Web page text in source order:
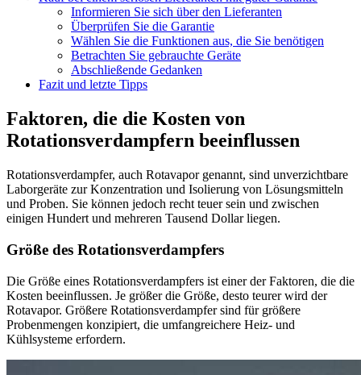
Informieren Sie sich über den Lieferanten
Überprüfen Sie die Garantie
Wählen Sie die Funktionen aus, die Sie benötigen
Betrachten Sie gebrauchte Geräte
Abschließende Gedanken
Fazit und letzte Tipps
Faktoren, die die Kosten von
Rotationsverdampfern beeinflussen
Rotationsverdampfer, auch Rotavapor genannt, sind unverzichtbare
Laborgeräte zur Konzentration und Isolierung von Lösungsmitteln
und Proben. Sie können jedoch recht teuer sein und zwischen
einigen Hundert und mehreren Tausend Dollar liegen.
Größe des Rotationsverdampfers
Die Größe eines Rotationsverdampfers ist einer der Faktoren, die die
Kosten beeinflussen. Je größer die Größe, desto teurer wird der
Rotavapor. Größere Rotationsverdampfer sind für größere
Probenmengen konzipiert, die umfangreichere Heiz- und
Kühlsysteme erfordern.